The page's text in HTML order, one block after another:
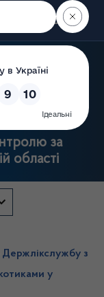
Пошук
за
області
Держлікслужбу з
у